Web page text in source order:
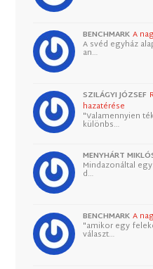
BENCHMARK A
A svéd egyház
an…
SZILÁGYI JÓZSEF
hazatérése
"Valamennyien
különbs…
MENYHÁRT
Mindazonáltal
d…
BENCHMARK A
"amikor egy
választ…